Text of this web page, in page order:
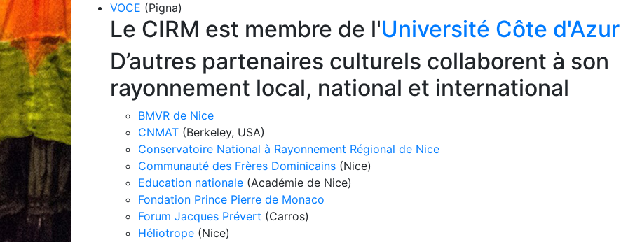
VOCE (Pigna)
Le CIRM est membre de l'Université Côte d'Azur
D’autres partenaires culturels collaborent à son
rayonnement local, national et international
BMVR de Nice
CNMAT (Berkeley, USA)
Conservatoire National à Rayonnement Régional de Nice
Communauté des Frères Dominicains (Nice)
Education nationale (Académie de Nice)
Fondation Prince Pierre de Monaco
Forum Jacques Prévert (Carros)
Héliotrope (Nice)